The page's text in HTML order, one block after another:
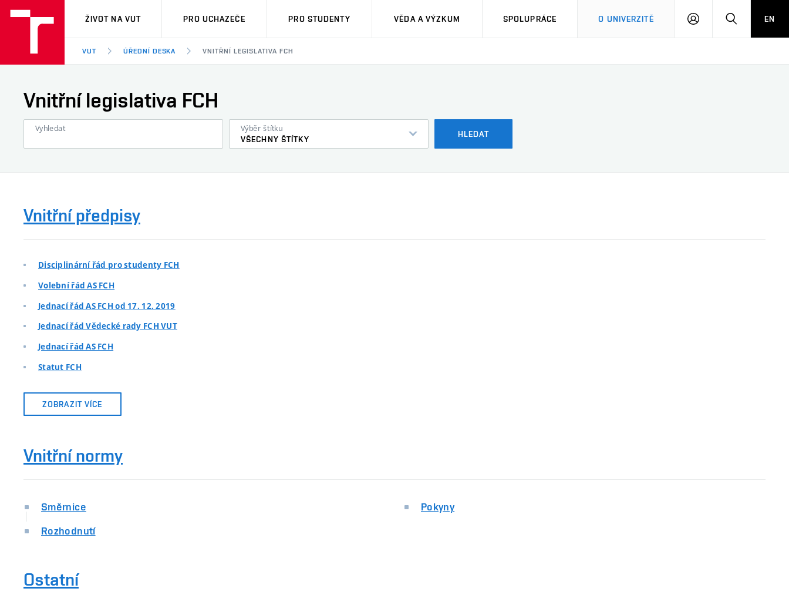
VUT
ŽIVOT NA VUT PRO UCHAZEČE PRO STUDENTY VĚDA A VÝZKUM SPOLUPRÁCE O UNIVERZITĚ
PŘIHLÁSIT HLEDATEN
VUT ÚŘEDNÍ DESKA VNITŘNÍ LEGISLATIVA FCH
Vnitřní legislativa FCH
Vyhledat Výběr štítku
VŠECHNY ŠTÍTKY
HLEDAT
Vnitřní předpisy
Disciplinární řád pro studenty FCH
Volební řád AS FCH
Jednací řád AS FCH od 17. 12. 2019
Jednací řád Vědecké rady FCH VUT
Jednací řád AS FCH
Statut FCH
ZOBRAZIT VÍCE
Vnitřní normy
Směrnice
Rozhodnutí
Pokyny
Ostatní